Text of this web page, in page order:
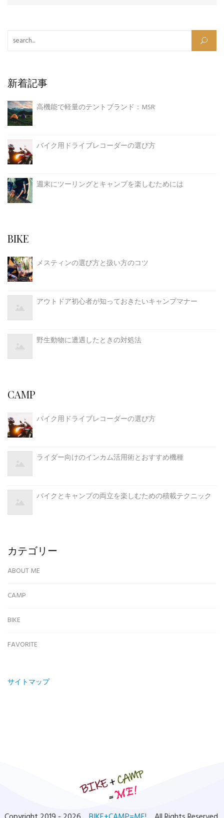
検索:
新着記事
高機能で軽量のテントブランド：MSR
バイク用ドライブレコーダーの選び方
週末にツーリングとキャンプを楽しむためには
BIKE
メスティンの選び方と扱い方のコツ
アウトドア初心者が知っておきたいキャンプマナー
野生動物に遭遇したときの対処法
CAMP
バイク用ドライブレコーダーの選び方
ライダー向けのインカム活用術とおすすめ機種
バイクとキャンプの両立を楽しむための積載テクニック
カテゴリー
ABOUT ME
CAMP
BIKE
FAVORITE
サイトマップ